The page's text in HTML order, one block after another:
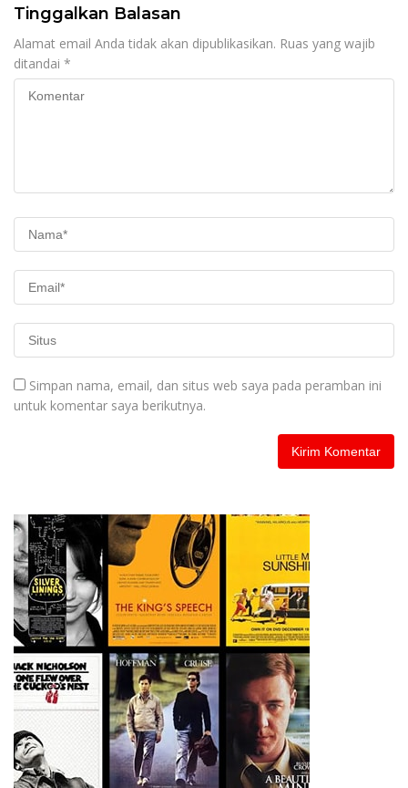
Tinggalkan Balasan
Alamat email Anda tidak akan dipublikasikan. Ruas yang wajib
ditandai *
Simpan nama, email, dan situs web saya pada peramban ini
untuk komentar saya berikutnya.